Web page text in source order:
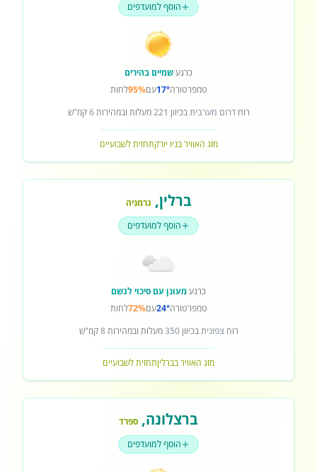
הוסף למועדפים
כרגעשמיים בהירים
טמפרטורה17°עם95%לחות
רוחדרום מערביתבכיוון 221מעלות ובמהירות6קמ"ש
מזג האוויר בניו יורקתחזית לשבועיים
ברלין, גרמניה
הוסף למועדפים
כרגעמעונן עם סיכוי לגשם
טמפרטורה24°עם72%לחות
רוחצפוניתבכיוון350מעלות ובמהירות8קמ"ש
מזג האוויר בברליןתחזית לשבועיים
ברצלונה, ספרד
הוסף למועדפים